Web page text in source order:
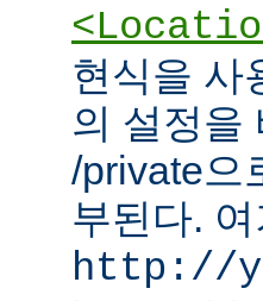
현식을 사
의 설정을
/private으
부된다.
http://